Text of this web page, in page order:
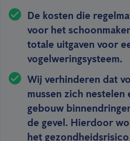
De kosten die
voor het
totale uitgaven voor
vogelweringsysteem.
Wij verhinderen dat
mussen zich nestelen
gebouw
de gevel. Hierdoor
het